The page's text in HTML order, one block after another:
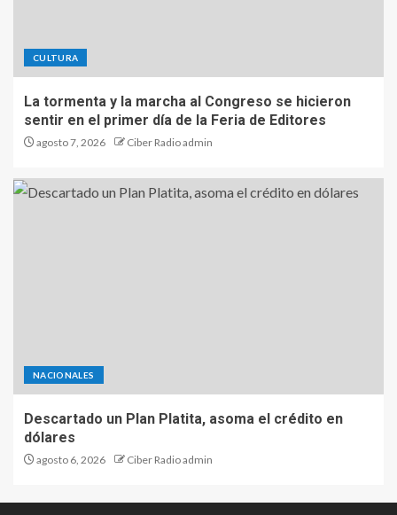
CULTURA
La tormenta y la marcha al Congreso se hicieron
sentir en el primer día de la Feria de Editores
agosto 7, 2026 Ciber Radio admin
NACIONALES
Descartado un Plan Platita, asoma el crédito en
dólares
agosto 6, 2026 Ciber Radio admin